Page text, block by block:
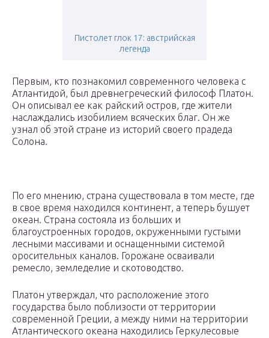
Пистолет глок 17: австрийская
легенда
Первым, кто познакомил современного человека с
Атлантидой, был древнегреческий философ Платон.
Он описывал ее как райский остров, где жители
наслаждались изобилием всяческих благ. Он же
узнал об этой стране из историй своего прадеда
Солона.
По его мнению, страна существовала в том месте, где
в свое время находился континент, а теперь бушует
океан. Страна состояла из больших и
благоустроенных городов, окруженными густыми
лесными массивами и оснащенными системой
оросительных каналов. Горожане осваивали
ремесло, земледелие и скотоводство.
Платон утверждал, что расположение этого
государства было поблизости от территории
современной Греции, а между ними на территории
Атлантического океана находились Геркулесовые